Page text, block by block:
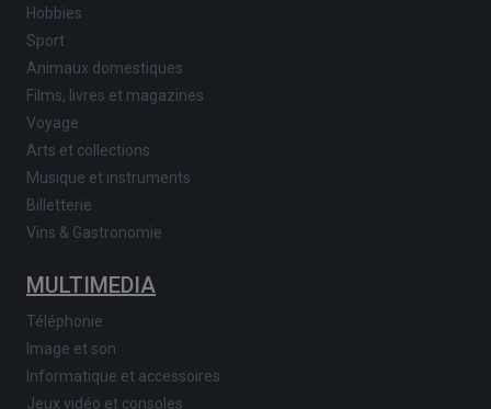
Hobbies
Sport
Animaux domestiques
Films, livres et magazines
Voyage
Arts et collections
Musique et instruments
Billetterie
Vins & Gastronomie
MULTIMEDIA
Téléphonie
Image et son
Informatique et accessoires
Jeux vidéo et consoles